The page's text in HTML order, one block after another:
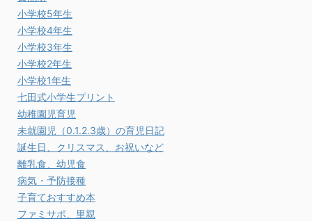
小学校5年生
小学校4年生
小学校3年生
小学校2年生
小学校1年生
七田式小学生プリント
幼稚園児育児
未就園児（0.1.2.3歳）の育児日記
誕生日、クリスマス、お祝いなど
離乳食、幼児食
病気・予防接種
子育ておすすめ本
ファミサポ、里親